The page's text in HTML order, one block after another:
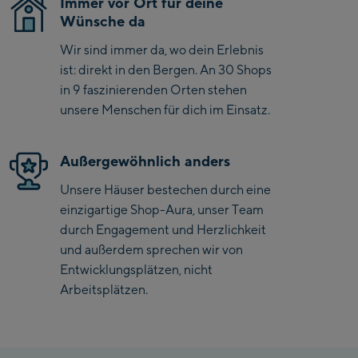
Saalbach Zentrum
Kohlmaisbahn
Saalbach Ski-Service
Center
Salzburg:
Designer Outlet
Mayrhofen:
Mayrhofen Zentrum
Wünsche da
Wir sind immer da, wo dein Erlebnis
ist: direkt in den Bergen. An 30 Shops
in 9 faszinierenden Orten stehen
unsere Menschen für dich im Einsatz.
Außergewöhnlich anders
Unsere Häuser bestechen durch eine
einzigartige Shop-Aura, unser Team
durch Engagement und Herzlichkeit
und außerdem sprechen wir von
Entwicklungsplätzen, nicht
Arbeitsplätzen.